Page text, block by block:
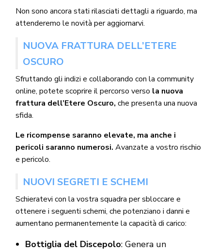
Non sono ancora stati rilasciati dettagli a riguardo, ma
attenderemo le novità per aggiornarvi.
NUOVA FRATTURA DELL’ETERE
OSCURO
Sfruttando gli indizi e collaborando con la community
online, potete scoprire il percorso verso la nuova
frattura dell’Etere Oscuro, che presenta una nuova
sfida.
Le ricompense saranno elevate, ma anche i
pericoli saranno numerosi. Avanzate a vostro rischio
e pericolo.
NUOVI SEGRETI E SCHEMI
Schieratevi con la vostra squadra per sbloccare e
ottenere i seguenti schemi, che potenziano i danni e
aumentano permanentemente la capacità di carico:
Bottiglia del Discepolo: Genera un